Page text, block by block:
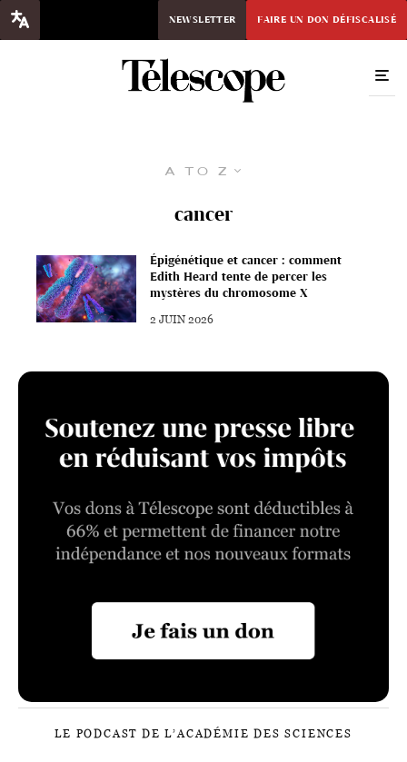
NEWSLETTER FAIRE UN DON DÉFISCALISÉ
A to Z
cancer
Épigénétique et cancer : comment
Edith Heard tente de percer les
mystères du chromosome X
2 JUIN 2026
LE PODCAST DE L’ACADÉMIE DES SCIENCES